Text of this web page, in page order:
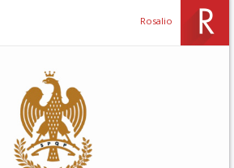
Rosalio